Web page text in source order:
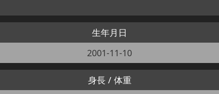
生年月日
2001-11-10
身長 / 体重